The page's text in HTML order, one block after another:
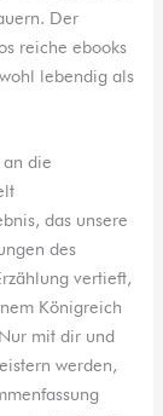
Der
reiche ebooks
lebendig als
an die
das unsere
des
vertieft,
Königreich
mit dir und
werden,